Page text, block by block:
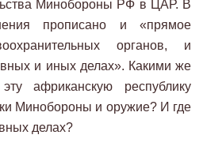
Минобороны РФ в ЦАР. В
прописано и «прямое
органов, и
и иных делах». Какими же
африканскую республику
Минобороны и оружие? И где
делах?